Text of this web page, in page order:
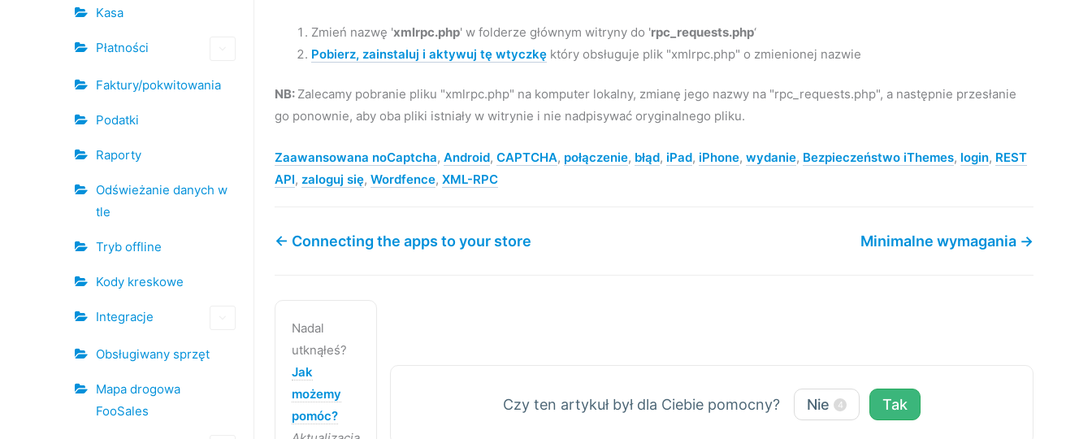
Kasa
Płatności
Faktury/pokwitowania
Podatki
Raporty
Odświeżanie danych w
tle
Tryb offline
Kody kreskowe
Integracje
Obsługiwany sprzęt
Mapa drogowa
FooSales
Zmień nazwę 'xmlrpc.php' w folderze głównym witryny do 'rpc_requests.php‘
Pobierz, zainstaluj i aktywuj tę wtyczkę który obsługuje plik "xmlrpc.php" o zmienionej nazwie
NB: Zalecamy pobranie pliku "xmlrpc.php" na komputer lokalny, zmianę jego nazwy na "rpc_requests.php", a następnie przesłanie
go ponownie, aby oba pliki istniały w witrynie i nie nadpisywać oryginalnego pliku.
Zaawansowana noCaptcha, Android, CAPTCHA, połączenie, błąd, iPad, iPhone, wydanie, Bezpieczeństwo iThemes, login, REST
API, zaloguj się, Wordfence, XML-RPC
← Connecting the apps to your store Minimalne wymagania →
Nadal
utknąłeś?
Jak
możemy
pomóc?
Czy ten artykuł był dla Ciebie pomocny? Nie 4 Tak